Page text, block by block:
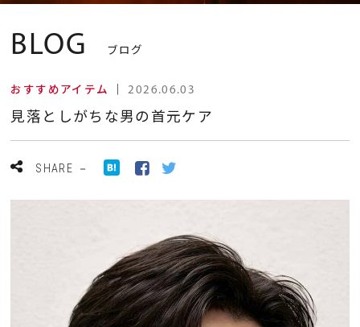
BLOG ブログ
おすすめアイテム ｜ 2026.06.03
見落としがちな男の首元ケア